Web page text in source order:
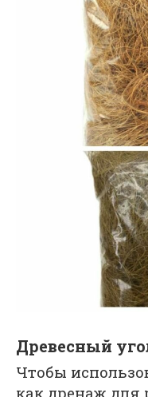
Древесный
Чтобы
как дренаж для